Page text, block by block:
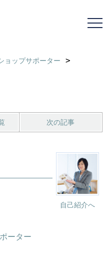
ョップサポーター
次の記事
自己紹介へ
ーター